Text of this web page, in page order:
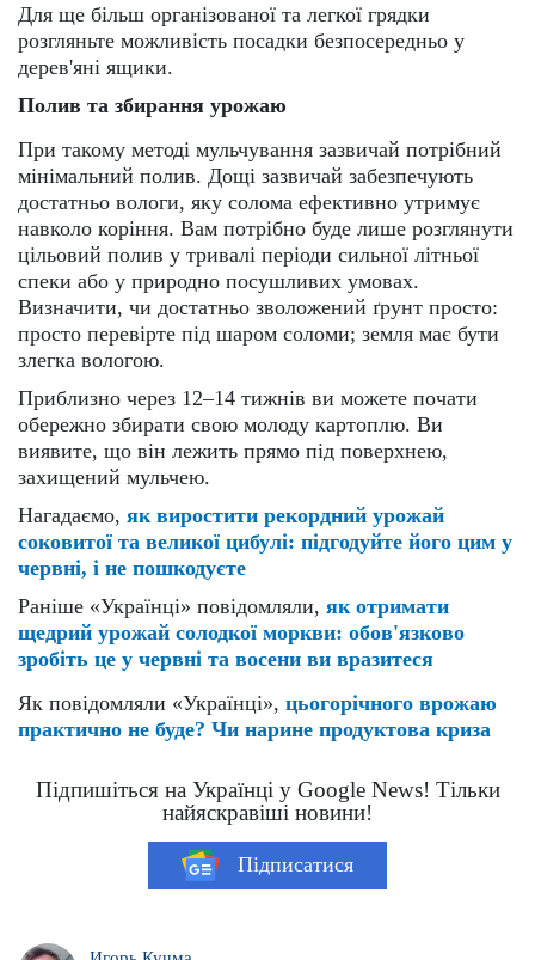
Для ще більш організованої та легкої грядки
розгляньте можливість посадки безпосередньо у
дерев'яні ящики.
Полив та збирання урожаю
При такому методі мульчування зазвичай потрібний
мінімальний полив. Дощі зазвичай забезпечують
достатньо вологи, яку солома ефективно утримує
навколо коріння. Вам потрібно буде лише розглянути
цільовий полив у тривалі періоди сильної літньої
спеки або у природно посушливих умовах.
Визначити, чи достатньо зволожений ґрунт просто:
просто перевірте під шаром соломи; земля має бути
злегка вологою.
Приблизно через 12–14 тижнів ви можете почати
обережно збирати свою молоду картоплю. Ви
виявите, що він лежить прямо під поверхнею,
захищений мульчею.
Нагадаємо, як виростити рекордний урожай
соковитої та великої цибулі: підгодуйте його цим у
червні, і не пошкодуєте
Раніше «Українці» повідомляли, як отримати
щедрий урожай солодкої моркви: обов'язково
зробіть це у червні та восени ви вразитеся
Як повідомляли «Українці», цьогорічного врожаю
практично не буде? Чи нарине продуктова криза
Підпишіться на Українці у Google News! Тільки
найяскравіші новини!
Підписатися